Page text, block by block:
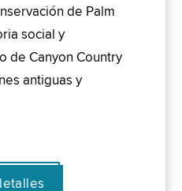
de Palm
social y
de Canyon Country
antiguas y